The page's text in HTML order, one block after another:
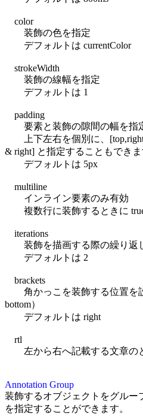
color
装飾の色を指定
デフォルトは currentColor
strokeWidth
装飾の線幅を指定
デフォルトは 1
padding
要素と装飾の隙間の幅を指
上下左右を個別に、
& right] と指定することもできま
デフォルトは 5px
multiline
インライン要素のみ有効
複数行に装飾するときに
iterations
装飾を描画する際の繰り返
デフォルトは 2
brackets
角かっこを装飾する位置を設
bottom）
デフォルトは right
rtl
左から右へ記載する文章のと
Annotation Group
装飾するオブジェクトをグルー
を指定することができます。